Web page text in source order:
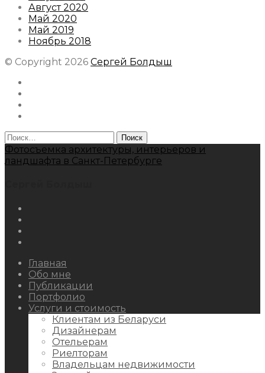
Август 2020
Май 2020
Май 2019
Ноябрь 2018
© Copyright 2026 Сергей Болдыш
Найти:
Фотосъемка архитектуры, интерьеров и
ландшафта в Санкт-Петербурге
Главная
Обо мне
Публикации
Портфолио
Услуги и стоимость
Клиентам из Беларуси
Дизайнерам
Отельерам
Риелторам
Владельцам недвижимости